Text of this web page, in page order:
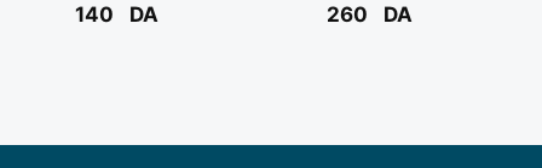
140 DA 260 DA